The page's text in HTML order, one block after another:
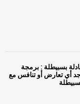
بسبيطلة : برمجة
أي تعارض أو تنافس مع